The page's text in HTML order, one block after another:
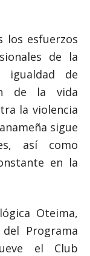
los esfuerzos
de la
igualdad de
de la vida
la violencia
sigue
así como
en la
Oteima,
Programa
el Club